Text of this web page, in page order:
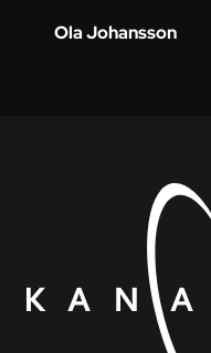
Ola Johansson